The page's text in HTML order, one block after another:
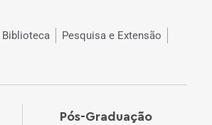
Biblioteca
Pesquisa e Extensão
Pós-Graduação